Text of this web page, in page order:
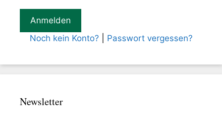
Noch kein Konto? Passwort vergessen?
Newsletter